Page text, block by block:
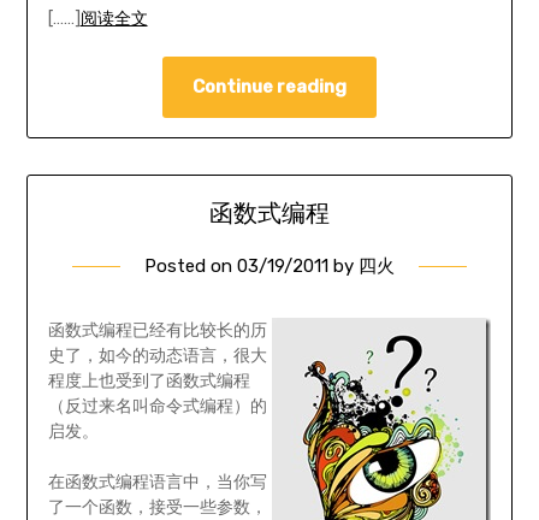
[……] 阅读全文
Continue reading
函数式编程
Posted on 03/19/2011 by 四火
函数式编程已经有比较长的历
史了，如今的动态语言，很大
程度上也受到了函数式编程
（反过来名叫命令式编程）的
启发。
在函数式编程语言中，当你写
了一个函数，接受一些参数，